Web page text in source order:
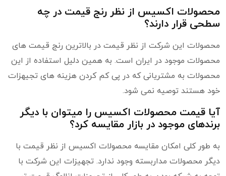
محصولات اکسیس از نظر رنج قیمت در چه
سطحی قرار دارند؟
محصولات این شرکت از نظر قیمت در بالاترین رنج قیمت های
محصولات موجود در ایران است. به همین دلیل استفاده از این
محصولات به مشتریانی که در پی کم کردن هزینه های تجیهزات
خود هستند توصیه نمی شود.
آیا قیمت محصولات اکسیس را میتوان با دیگر
برندهای موجود در بازار مقایسه کرد؟
به طور کلی امکان مقایسه محصولات اکسیس از نظر قیمت با
دیگر محصولات مداربسته وجود ندارد. تجهیزات این شرکت با